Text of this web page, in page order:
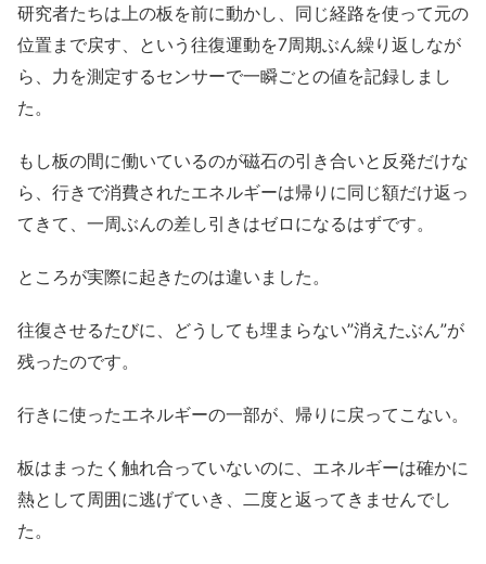
研究者たちは上の板を前に動かし、同じ経路を使って元の
位置まで戻す、という往復運動を7周期ぶん繰り返しなが
ら、力を測定するセンサーで一瞬ごとの値を記録しまし
た。
もし板の間に働いているのが磁石の引き合いと反発だけな
ら、行きで消費されたエネルギーは帰りに同じ額だけ返っ
てきて、一周ぶんの差し引きはゼロになるはずです。
ところが実際に起きたのは違いました。
往復させるたびに、どうしても埋まらない”消えたぶん”が
残ったのです。
行きに使ったエネルギーの一部が、帰りに戻ってこない。
板はまったく触れ合っていないのに、エネルギーは確かに
熱として周囲に逃げていき、二度と返ってきませんでし
た。